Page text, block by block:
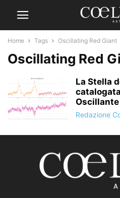
Home Tags Oscillating Red Giant
Oscillating Red
La Stella
Oscillante
Redazione